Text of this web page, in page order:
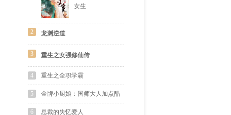
女生
2 龙渊逆道
3 重生之女强修仙传
4 重生之全职学霸
5 金牌小厨娘：国师大人加点醋
6 总裁的失忆爱人